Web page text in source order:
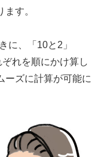
す。
に、「10と2」
れを順にかけ算し
ーズに計算が可能に